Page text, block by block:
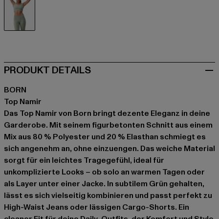
PRODUKT DETAILS
BORN
Top Namir
Das Top Namir von Born bringt dezente Eleganz in deine
Garderobe. Mit seinem figurbetonten Schnitt aus einem
Mix aus 80 % Polyester und 20 % Elasthan schmiegt es
sich angenehm an, ohne einzuengen. Das weiche Material
sorgt für ein leichtes Tragegefühl, ideal für
unkomplizierte Looks – ob solo an warmen Tagen oder
als Layer unter einer Jacke. In subtilem Grün gehalten,
lässt es sich vielseitig kombinieren und passt perfekt zu
High-Waist Jeans oder lässigen Cargo-Shorts. Ein